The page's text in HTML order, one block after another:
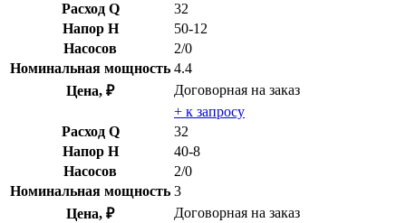
Расход Q
32
Напор H
50-12
Насосов
2/0
Номинальная мощность 4.4
Цена, ₽
Договорная на заказ
+ к запросу
Расход Q
32
Напор H
40-8
Насосов
2/0
Номинальная мощность 3
Цена, ₽
Договорная на заказ